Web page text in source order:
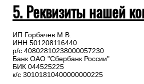
5. Реквизиты нашей
ИП Горбачев М.В.
ИНН 501208116440
р/с 40802810238000057230
Банк ОАО "Сбербанк России"
БИК 044525225
к/с 30101810400000000225